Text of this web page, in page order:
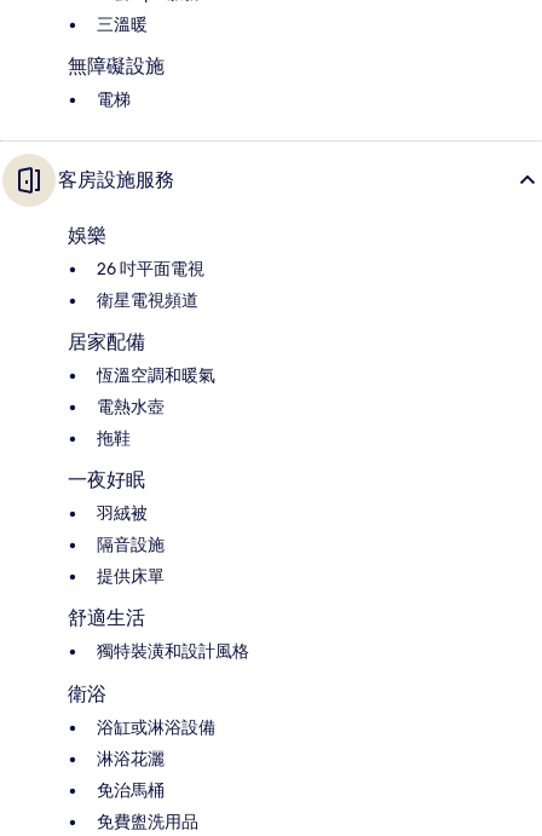
三溫暖
無障礙設施
電梯
客房設施服務
娛樂
26 吋平面電視
衛星電視頻道
居家配備
恆溫空調和暖氣
電熱水壺
拖鞋
一夜好眠
羽絨被
隔音設施
提供床單
舒適生活
獨特裝潢和設計風格
衛浴
浴缸或淋浴設備
淋浴花灑
免治馬桶
免費盥洗用品